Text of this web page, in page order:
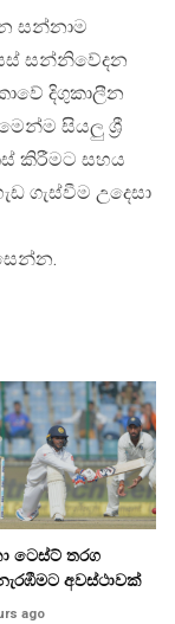
සන්නාම
සන්නිවේදන
දිගුකාලීන
සියලු ශ්‍රී
කිරීමට සහය
ගැස්වීම උදෙසා
ටෙස්ට් තරග
අවස්ථාවක්
ago